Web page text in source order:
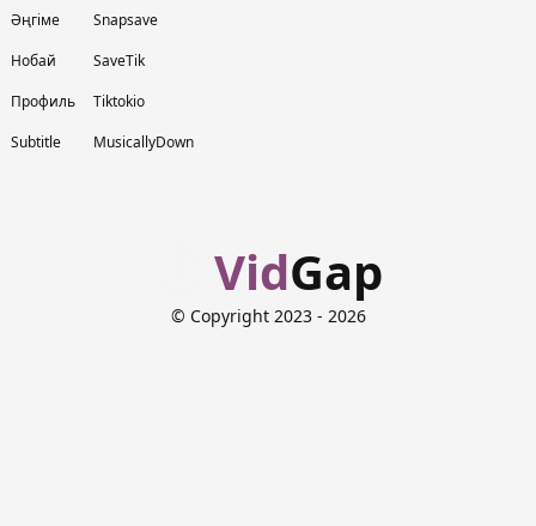
Әңгіме
Нобай
Профиль
Subtitle
Snapsave
SaveTik
Tiktokio
MusicallyDown
VidGap
© Copyright 2023 - 2026